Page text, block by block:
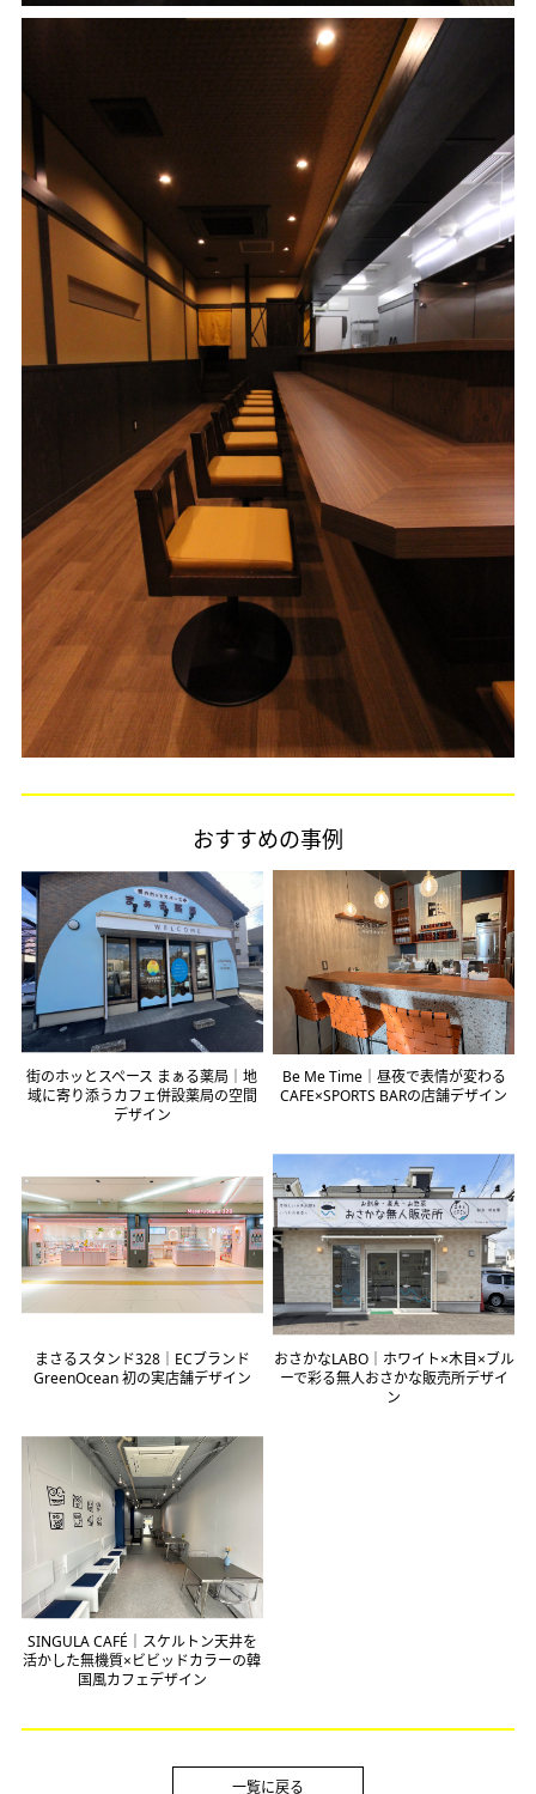
おすすめの事例
街のホッとスペース まぁる薬局｜地
域に寄り添うカフェ併設薬局の空間
デザイン
Be Me Time｜昼夜で表情が変わる
CAFE×SPORTS BARの店舗デザイン
まさるスタンド328｜ECブランド
GreenOcean 初の実店舗デザイン
おさかなLABO｜ホワイト×木目×ブル
ーで彩る無人おさかな販売所デザイ
ン
SINGULA CAFÉ｜スケルトン天井を
活かした無機質×ビビッドカラーの韓
国風カフェデザイン
一覧に戻る